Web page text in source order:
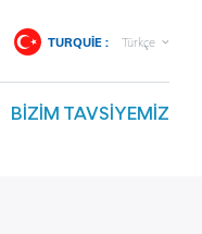
TURQUIE : Türkçe
BIZIM TAVSIYEMIZ